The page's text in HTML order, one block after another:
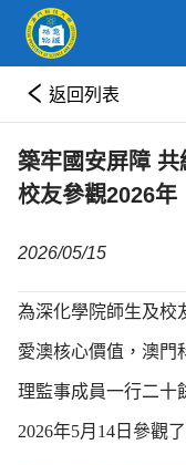
返回列表
築牢國安屏障
校友參觀2026年
2026/05/15
為深化學院師生及校
愛澳核心價值，澳門
理監事成員一行二十
2026年5月14日參觀